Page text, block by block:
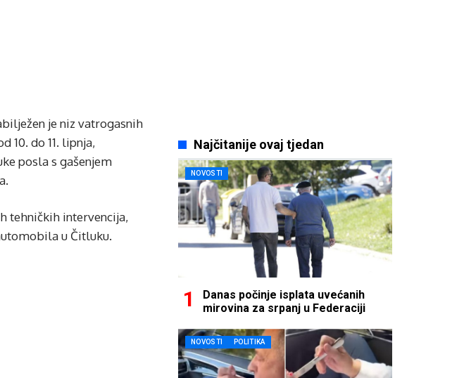
je niz vatrogasnih
10. do 11. lipnja,
posla s gašenjem
tehničkih intervencija,
u Čitluku.
Najčitanije ovaj tjedan
NOVOSTI
Danas počinje isplata uvećanih
mirovina za srpanj u Federaciji
NOVOSTI POLITIKA